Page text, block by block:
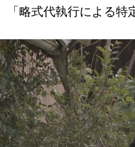
「略式代執行による特